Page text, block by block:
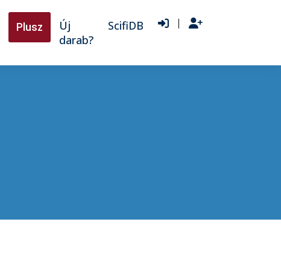
Plusz
Új
darab?
ScifiDB |